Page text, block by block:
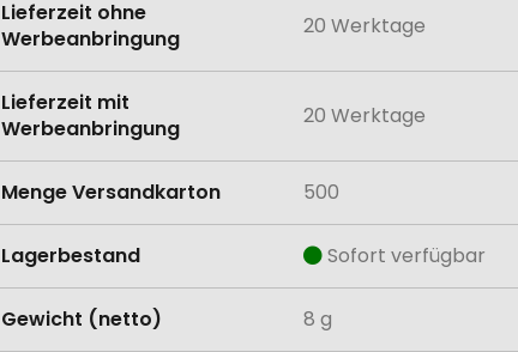
Lieferzeit ohne
Werbeanbringung
20 Werktage
Lieferzeit mit
Werbeanbringung
20 Werktage
Menge Versandkarton 500
Lagerbestand Sofort verfügbar
Gewicht (netto) 8 g